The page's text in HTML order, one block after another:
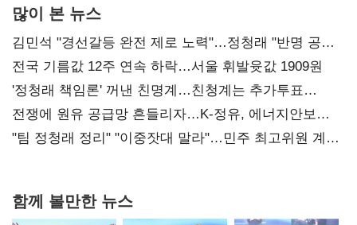
많이 본 뉴스
김민석 "경선갈등 완전 제로 노력"…정청래 "반명 공세
사과부터"
전국 기름값 12주 연속 하락…서울 휘발윳값 1909원
'정청래 책임론' 꺼낸 친명계…친청계는 추가투표
때리기
전쟁에 원유 공급망 흔들리자…K-정유, 에너지안보
핵심으로 재부상
"팀 정청래 정리" "이중잣대 말라"…민주 최고위원 계파
함께 볼만한 뉴스